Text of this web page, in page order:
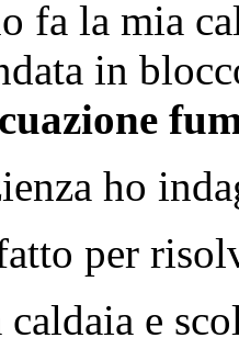
fa la mia
in
ho
per
caldaia e